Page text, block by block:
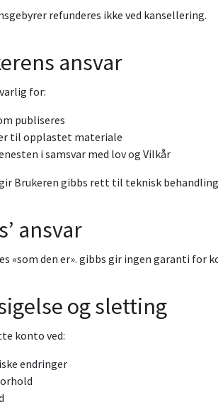
refunderes ikke ved kansellering.
ansvar
for:
publiseres
til opplastet materiale
i samsvar med lov og Vilkår
Brukeren gibbs rett til teknisk
ansvar
«som den er». gibbs gir ingen garanti
og sletting
konto ved:
endringer